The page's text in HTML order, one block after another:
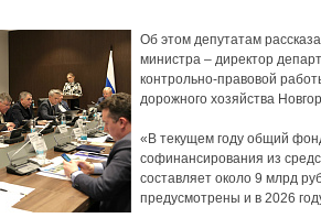
Об этом депутатам
министра ‒ директор
контрольно-правовой
дорожного хозяйства
«В текущем году общий
софинансирования из
составляет около 9 млрд
предусмотрены и в 2026